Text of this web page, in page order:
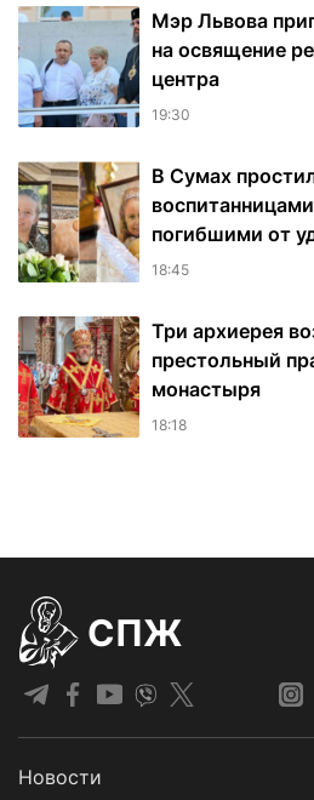
Мэр Львова
на освящение
центра
19:30
В Сумах
погибшими от
18:45
Три архиерея
престольный
монастыря
18:18
СПЖ
Новости